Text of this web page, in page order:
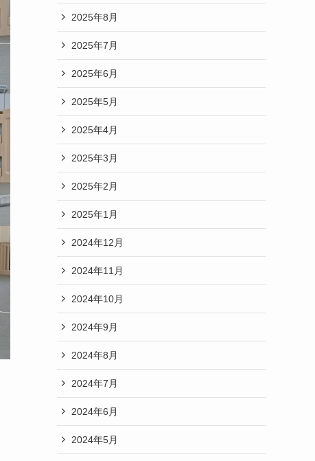
2025年8月
2025年7月
2025年6月
2025年5月
2025年4月
2025年3月
2025年2月
2025年1月
2024年12月
2024年11月
2024年10月
2024年9月
2024年8月
2024年7月
2024年6月
2024年5月